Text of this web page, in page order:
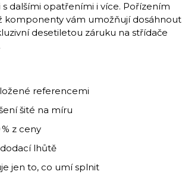
dalšími opatřeními i více. Pořízením
komponenty vám umožňují dosáhnout
desetiletou záruku na střídače
referencemi
šité na míru
z ceny
lhůtě
jen to, co umí splnit